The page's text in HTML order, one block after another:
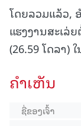
ໂດຍລວມແລ້ວ,
ແຮງງານສະເລ່
(26.59 ໂດລາ)
ຄໍາເຫັນ